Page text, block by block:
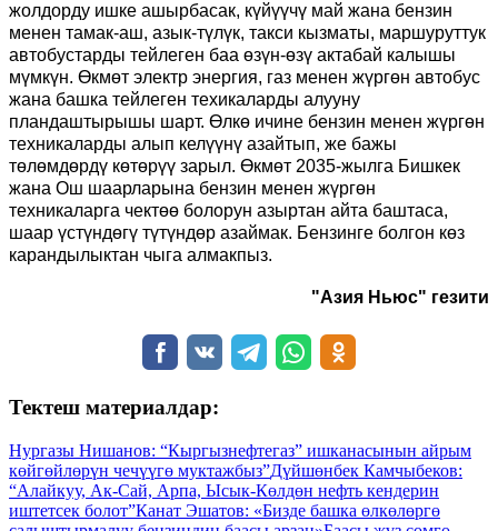
жолдорду ишке ашырбасак, күйүүчү май жана бензин
менен тамак-аш, азык-түлүк, такси кызматы, маршуруттук
автобустарды тейлеген баа өзүн-өзү актабай калышы
мүмкүн. Өкмөт электр энергия, газ менен жүргөн автобус
жана башка тейлеген техикаларды алууну
пландаштырышы шарт. Өлкө ичине бензин менен жүргөн
техникаларды алып келүүнү азайтып, же бажы
төлөмдөрдү көтөрүү зарыл. Өкмөт 2035-жылга Бишкек
жана Ош шаарларына бензин менен жүргөн
техникаларга чектөө болорун азыртан айта баштаса,
шаар үстүндөгү түтүндөр азаймак. Бензинге болгон көз
карандылыктан чыга алмакпыз.
"Азия Ньюс" гезити
Тектеш материалдар:
Нургазы Нишанов: “Кыргызнефтегаз” ишканасынын айрым
көйгөйлөрүн чечүүгө муктажбыз”Дүйшөнбек Камчыбеков:
“Алайкуу, Ак-Сай, Арпа, Ысык-Көлдөн нефть кендерин
иштетсек болот”Канат Эшатов: «Бизде башка өлкөлөргө